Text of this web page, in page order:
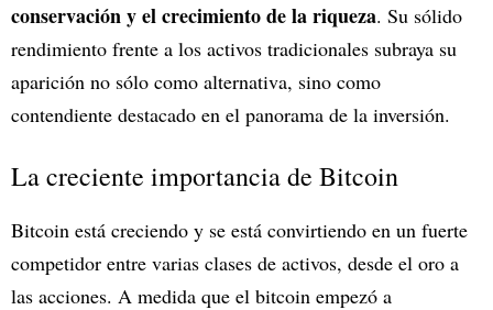
conservación y el crecimiento de la riqueza. Su sólido
rendimiento frente a los activos tradicionales subraya su
aparición no sólo como alternativa, sino como
contendiente destacado en el panorama de la inversión.
La creciente importancia de Bitcoin
Bitcoin está creciendo y se está convirtiendo en un fuerte
competidor entre varias clases de activos, desde el oro a
las acciones. A medida que el bitcoin empezó a